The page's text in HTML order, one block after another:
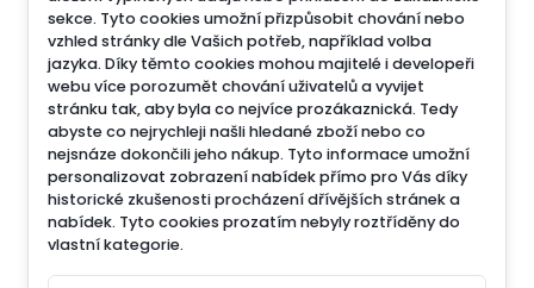
sekce. Tyto cookies umožní přizpůsobit chování nebo
vzhled stránky dle Vašich potřeb, například volba
jazyka. Díky těmto cookies mohou majitelé i developeři
webu více porozumět chování uživatelů a vyvijet
stránku tak, aby byla co nejvíce prozákaznická. Tedy
abyste co nejrychleji našli hledané zboží nebo co
nejsnáze dokončili jeho nákup. Tyto informace umožní
personalizovat zobrazení nabídek přímo pro Vás díky
historické zkušenosti procházení dřívějších stránek a
nabídek. Tyto cookies prozatím nebyly roztříděny do
vlastní kategorie.